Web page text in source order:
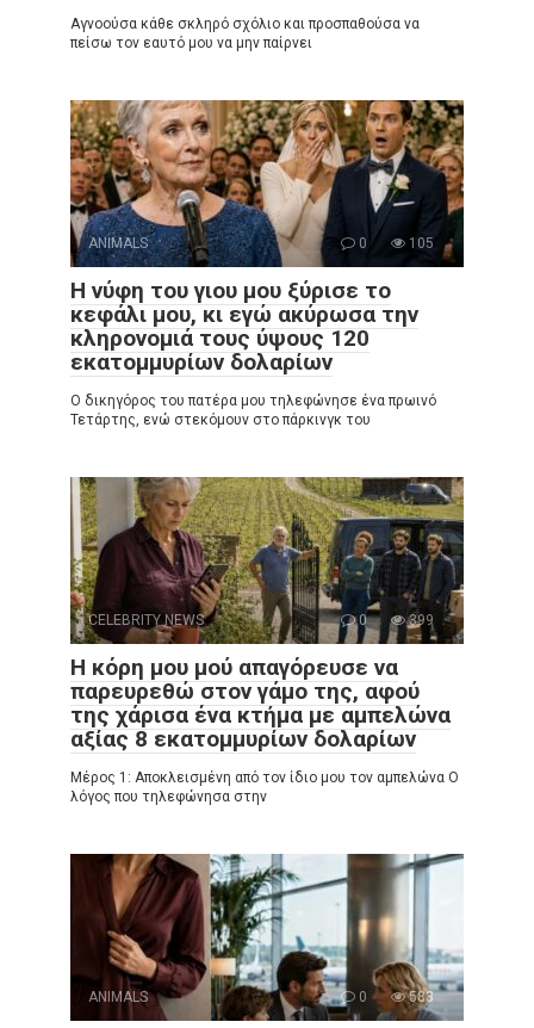
Αγνοούσα κάθε σκληρό σχόλιο και προσπαθούσα να
πείσω τον εαυτό μου να μην παίρνει
ANIMALS 0 105
Η νύφη του γιου μου ξύρισε το
κεφάλι μου, κι εγώ ακύρωσα την
κληρονομιά τους ύψους 120
εκατομμυρίων δολαρίων
Ο δικηγόρος του πατέρα μου τηλεφώνησε ένα πρωινό
Τετάρτης, ενώ στεκόμουν στο πάρκινγκ του
CELEBRITY NEWS 0 399
Η κόρη μου μού απαγόρευσε να
παρευρεθώ στον γάμο της, αφού
της χάρισα ένα κτήμα με αμπελώνα
αξίας 8 εκατομμυρίων δολαρίων
Μέρος 1: Αποκλεισμένη από τον ίδιο μου τον αμπελώνα Ο
λόγος που τηλεφώνησα στην
ANIMALS 0 583